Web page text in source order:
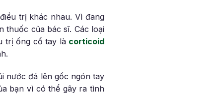
trị khác nhau. Vì đang
thuốc của bác sĩ. Các loại
trị ống cổ tay là corticoid
nước đá lên gốc ngón tay
bạn vì có thể gây ra tình